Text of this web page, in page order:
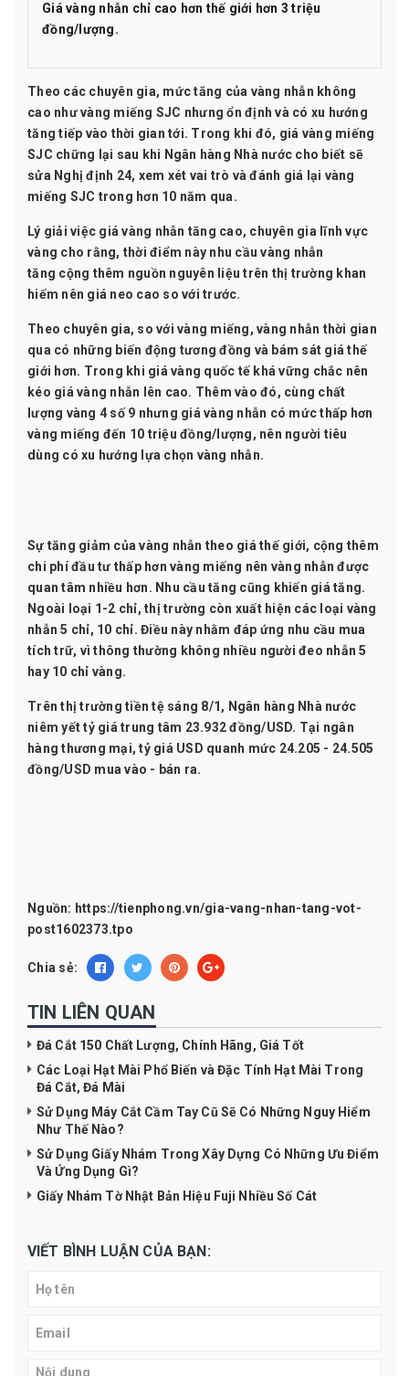
Giá vàng nhẫn chỉ cao hơn thế giới hơn 3 triệu
đồng/lượng.
Theo các chuyên gia, mức tăng của vàng nhẫn không
cao như vàng miếng SJC nhưng ổn định và có xu hướng
tăng tiếp vào thời gian tới. Trong khi đó, giá vàng miếng
SJC chững lại sau khi Ngân hàng Nhà nước cho biết sẽ
sửa Nghị định 24, xem xét vai trò và đánh giá lại vàng
miếng SJC trong hơn 10 năm qua.
Lý giải việc giá vàng nhẫn tăng cao, chuyên gia lĩnh vực
vàng cho rằng, thời điểm này nhu cầu vàng nhẫn
tăng cộng thêm nguồn nguyên liệu trên thị trường khan
hiếm nên giá neo cao so với trước.
Theo chuyên gia, so với vàng miếng, vàng nhẫn thời gian
qua có những biến động tương đồng và bám sát giá thế
giới hơn. Trong khi giá vàng quốc tế khá vững chắc nên
kéo giá vàng nhẫn lên cao. Thêm vào đó, cùng chất
lượng vàng 4 số 9 nhưng giá vàng nhẫn có mức thấp hơn
vàng miếng đến 10 triệu đồng/lượng, nên người tiêu
dùng có xu hướng lựa chọn vàng nhẫn.
Sự tăng giảm của vàng nhẫn theo giá thế giới, cộng thêm
chi phí đầu tư thấp hơn vàng miếng nên vàng nhẫn được
quan tâm nhiều hơn. Nhu cầu tăng cũng khiến giá tăng.
Ngoài loại 1-2 chỉ, thị trường còn xuất hiện các loại vàng
nhẫn 5 chỉ, 10 chỉ. Điều này nhằm đáp ứng nhu cầu mua
tích trữ, vì thông thường không nhiều người đeo nhẫn 5
hay 10 chỉ vàng.
Trên thị trường tiền tệ sáng 8/1, Ngân hàng Nhà nước
niêm yết tỷ giá trung tâm 23.932 đồng/USD. Tại ngân
hàng thương mại, tỷ giá USD quanh mức 24.205 - 24.505
đồng/USD mua vào - bán ra.
Nguồn: https://tienphong.vn/gia-vang-nhan-tang-vot-
post1602373.tpo
Chia sẻ:
TIN LIÊN QUAN
Đá Cắt 150 Chất Lượng, Chính Hãng, Giá Tốt
Các Loại Hạt Mài Phổ Biến và Đặc Tính Hạt Mài Trong
Đá Cắt, Đá Mài
Sử Dụng Máy Cắt Cầm Tay Cũ Sẽ Có Những Nguy Hiểm
Như Thế Nào?
Sử Dụng Giấy Nhám Trong Xây Dựng Có Những Ưu Điểm
Và Ứng Dụng Gì?
Giấy Nhám Tờ Nhật Bản Hiệu Fuji Nhiều Số Cát
VIẾT BÌNH LUẬN CỦA BẠN: